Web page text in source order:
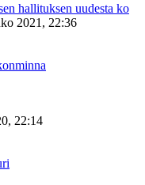
hallituksen uudesta ko
2021, 22:36
22:14